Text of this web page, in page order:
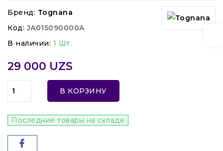
Бренд: Tognana
Код: JA015090000A
В наличии: 1 Шт.
29 000 UZS
В КОРЗИНУ
Последние товары на складе